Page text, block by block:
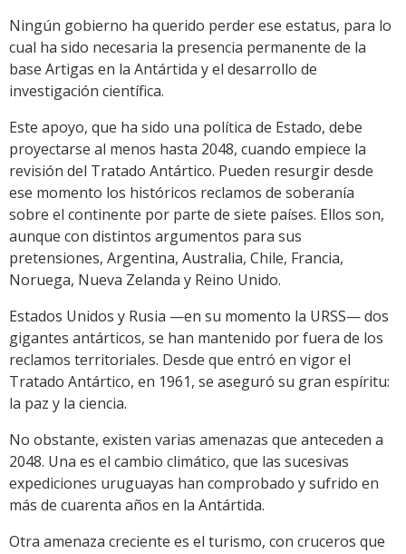
Ningún gobierno ha querido perder ese estatus, para lo
cual ha sido necesaria la presencia permanente de la
base Artigas en la Antártida y el desarrollo de
investigación científica.
Este apoyo, que ha sido una política de Estado, debe
proyectarse al menos hasta 2048, cuando empiece la
revisión del Tratado Antártico. Pueden resurgir desde
ese momento los históricos reclamos de soberanía
sobre el continente por parte de siete países. Ellos son,
aunque con distintos argumentos para sus
pretensiones, Argentina, Australia, Chile, Francia,
Noruega, Nueva Zelanda y Reino Unido.
Estados Unidos y Rusia —en su momento la URSS— dos
gigantes antárticos, se han mantenido por fuera de los
reclamos territoriales. Desde que entró en vigor el
Tratado Antártico, en 1961, se aseguró su gran espíritu:
la paz y la ciencia.
No obstante, existen varias amenazas que anteceden a
2048. Una es el cambio climático, que las sucesivas
expediciones uruguayas han comprobado y sufrido en
más de cuarenta años en la Antártida.
Otra amenaza creciente es el turismo, con cruceros que